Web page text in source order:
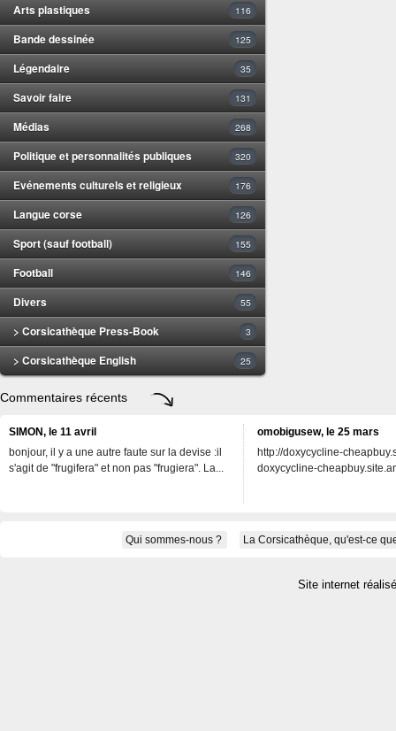
Arts plastiques 116
Bande dessinée 125
Légendaire 35
Savoir faire 131
Médias 268
Politique et personnalités publiques 320
Evénements culturels et religieux 176
Langue corse 126
Sport (sauf football) 155
Football 146
Divers 55
> Corsicathèque Press-Book 3
> Corsicathèque English 25
Commentaires récents
SIMON, le 11 avril
bonjour, il y a une autre faute sur la devise :il
s'agit de "frugifera" et non pas "frugiera". La...
omobigusew, le 25 mars
http://doxycycline-
doxycycline-
Qui sommes-nous ? La Corsicathèque, qu'est-ce
Site internet